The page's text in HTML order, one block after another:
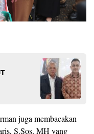
juga membacakan
S.Sos, MH yang